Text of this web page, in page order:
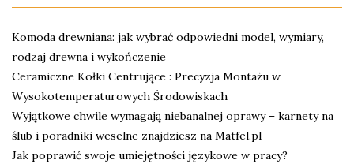
Komoda drewniana: jak wybrać odpowiedni model, wymiary,
rodzaj drewna i wykończenie
Ceramiczne Kołki Centrujące : Precyzja Montażu w
Wysokotemperaturowych Środowiskach
Wyjątkowe chwile wymagają niebanalnej oprawy – karnety na
ślub i poradniki weselne znajdziesz na Matfel.pl
Jak poprawić swoje umiejętności językowe w pracy?